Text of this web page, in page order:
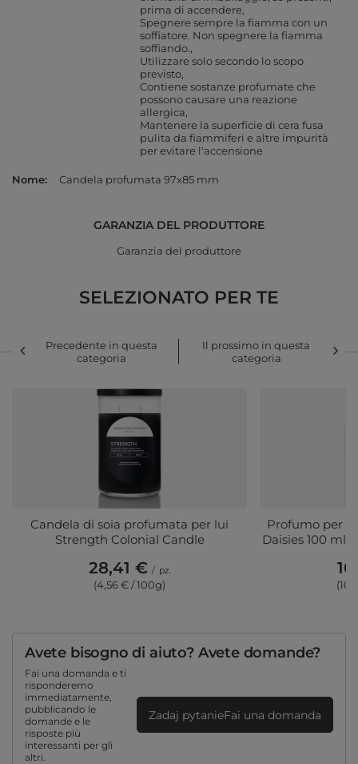
prima di accendere
Spegnere sempre la fiamma con un
soffiatore. Non spegnere la fiamma
soffiando.
Utilizzare solo secondo lo scopo
previsto
Contiene sostanze profumate che
possono causare una reazione
allergica
Mantenere la superficie di cera fusa
pulita da fiammiferi e altre impurità
per evitare l'accensione
Nome Candela profumata 97x85 mm
GARANZIA DEL PRODUTTORE
Garanzia del produttore
SELEZIONATO PER TE
Precedente in questa
categoria
Il prossimo in questa
categoria
Candela di soia profumata per lui
Strength Colonial Candle
28,41 € / pz.
(4,56 € / 100g)
Profumo per
Daisies 100 ml
Avete bisogno di aiuto? Avete domande?
Fai una domanda e ti
risponderemo
immediatamente,
pubblicando le
domande e le
risposte più
interessanti per gli
altri.
Zadaj pytanieFai una domanda